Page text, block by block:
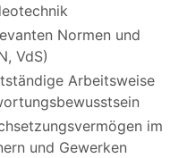
Normen und
VdS)
Arbeitsweise
im
und Gewerken